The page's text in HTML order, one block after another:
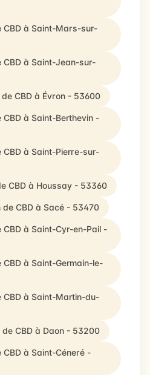
CBD à Saint-Mars-sur-
à Saint-Jean-sur-
CBD à Évron - 53600
à Saint-Berthevin -
à Saint-Pierre-sur-
CBD à Houssay - 53360
CBD à Sacé - 53470
à Saint-Cyr-en-Pail -
à Saint-Germain-le-
CBD à Saint-Martin-du-
CBD à Daon - 53200
à Saint-Céneré -